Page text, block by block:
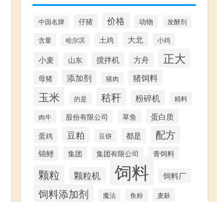
中国名牌 仔猪 价格 动物 发酵剂
含量 哈尔滨 土鸡 大北 小鸡
小麦 山东 搅拌机 方舟 正大
母猪 添加剂 猪肉 猪饲料
玉米 的是 秸秆 粉碎机
精料
肉牛
股份有限公司 草鱼 蛋白质
蛋鸡 豆粕 豆饼 都是 配方
锦鲤 集团 集团有限公司 青饲料
颗粒 颗粒机 饲料 饲料厂
饲料添加剂 魔法 鱼粉 麦麸